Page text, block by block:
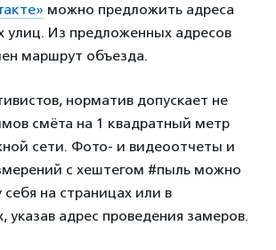
можно предложить адреса
улиц. Из предложенных адресов
маршрут объезда.
норматив допускает не
смёта на 1 квадратный метр
сети. Фото- и видеоотчеты и
с хештегом #пыль можно
себя на страницах или в
указав адрес проведения замеров.